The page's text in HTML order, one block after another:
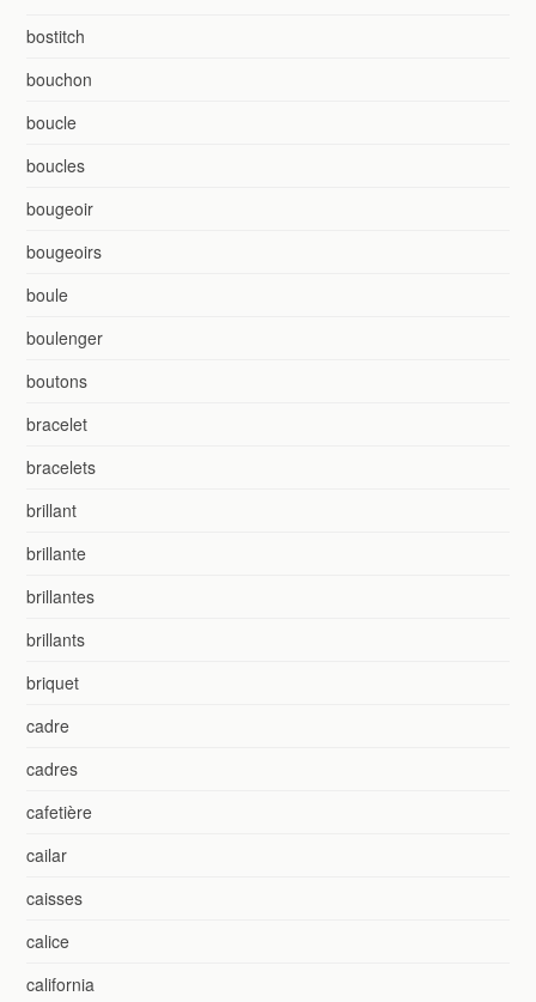
bostitch
bouchon
boucle
boucles
bougeoir
bougeoirs
boule
boulenger
boutons
bracelet
bracelets
brillant
brillante
brillantes
brillants
briquet
cadre
cadres
cafetière
cailar
caisses
calice
california